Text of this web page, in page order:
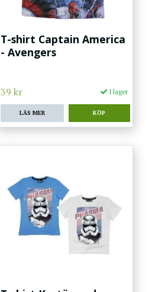
T-shirt Captain America
- Avengers
39 kr I lager
LÄS MER